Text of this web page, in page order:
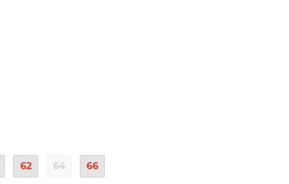
62 64 66